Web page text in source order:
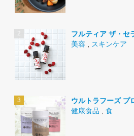
フルティア ザ・セ
美容 , スキンケア
ウルトラフーズ プ
健康食品 , 食